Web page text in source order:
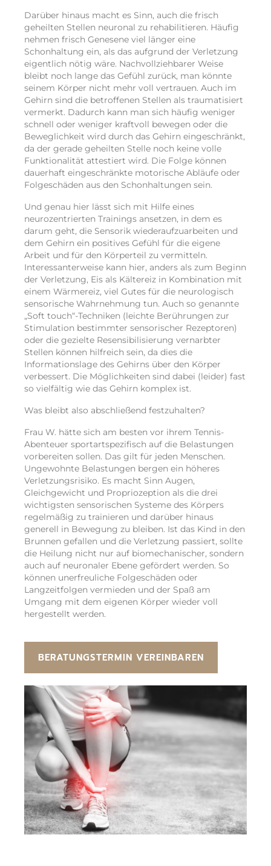
Darüber hinaus macht es Sinn, auch die frisch
geheilten Stellen neuronal zu rehabilitieren. Häufig
nehmen frisch Genesene viel länger eine
Schonhaltung ein, als das aufgrund der Verletzung
eigentlich nötig wäre. Nachvollziehbarer Weise
bleibt noch lange das Gefühl zurück, man könnte
seinem Körper nicht mehr voll vertrauen. Auch im
Gehirn sind die betroffenen Stellen als traumatisiert
vermerkt. Dadurch kann man sich häufig weniger
schnell oder weniger kraftvoll bewegen oder die
Beweglichkeit wird durch das Gehirn eingeschränkt,
da der gerade geheilten Stelle noch keine volle
Funktionalität attestiert wird. Die Folge können
dauerhaft eingeschränkte motorische Abläufe oder
Folgeschäden aus den Schonhaltungen sein.
Und genau hier lässt sich mit Hilfe eines
neurozentrierten Trainings ansetzen, in dem es
darum geht, die Sensorik wiederaufzuarbeiten und
dem Gehirn ein positives Gefühl für die eigene
Arbeit und für den Körperteil zu vermitteln.
Interessanterweise kann hier, anders als zum Beginn
der Verletzung, Eis als Kältereiz in Kombination mit
einem Wärmereiz, viel Gutes für die neurologisch
sensorische Wahrnehmung tun. Auch so genannte
„Soft touch“-Techniken (leichte Berührungen zur
Stimulation bestimmter sensorischer Rezeptoren)
oder die gezielte Resensibilisierung vernarbter
Stellen können hilfreich sein, da dies die
Informationslage des Gehirns über den Körper
verbessert. Die Möglichkeiten sind dabei (leider) fast
so vielfältig wie das Gehirn komplex ist.
Was bleibt also abschließend festzuhalten?
Frau W. hätte sich am besten vor ihrem Tennis-
Abenteuer sportartspezifisch auf die Belastungen
vorbereiten sollen. Das gilt für jeden Menschen.
Ungewohnte Belastungen bergen ein höheres
Verletzungsrisiko. Es macht Sinn Augen,
Gleichgewicht und Propriozeption als die drei
wichtigsten sensorischen Systeme des Körpers
regelmäßig zu trainieren und darüber hinaus
generell in Bewegung zu bleiben. Ist das Kind in den
Brunnen gefallen und die Verletzung passiert, sollte
die Heilung nicht nur auf biomechanischer, sondern
auch auf neuronaler Ebene gefördert werden. So
können unerfreuliche Folgeschäden oder
Langzeitfolgen vermieden und der Spaß am
Umgang mit dem eigenen Körper wieder voll
hergestellt werden.
BERATUNGSTERMIN VEREINBAREN